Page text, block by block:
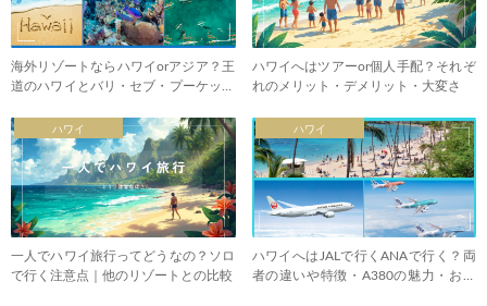
海外リゾートならハワイorアジア？王
道のハワイとバリ・セブ・プーケット
ハワイへはツアーor個人手配？それぞ
れのメリット・デメリット・大変さ
ハワイ
一人でハワイ旅行ってどうなの？ソロ
で行く注意点｜他のリゾートとの比較
ハワイ
ハワイへはJALで行くANAで行く？両
者の違いや特徴・A380の魅力・おす